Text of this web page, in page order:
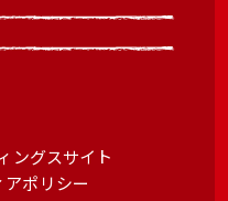
ングスサイト
アポリシー